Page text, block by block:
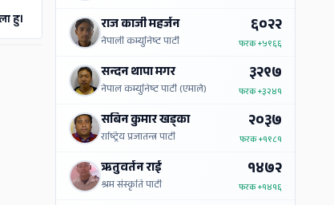
हु। राज काजी महर्जन
नेपाली कम्युनिष्ट पार्टी
६०२२
फरक+५९६६
सन्दन थापा मगर
नेपाल कम्युनिष्ट पार्टी (एमाले)
३२९७
फरक+३२४१
सबिन कुमार खड्का
राष्ट्रिय प्रजातन्त्र पार्टी
२०३७
फरक+१९८१
ऋतुवर्तन राई
श्रम संस्कृति पार्टी
१४७२
फरक+१४१६